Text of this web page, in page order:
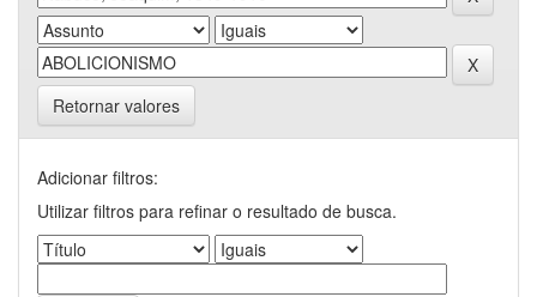
Retornar valores
Adicionar filtros:
Utilizar filtros para refinar o resultado de busca.